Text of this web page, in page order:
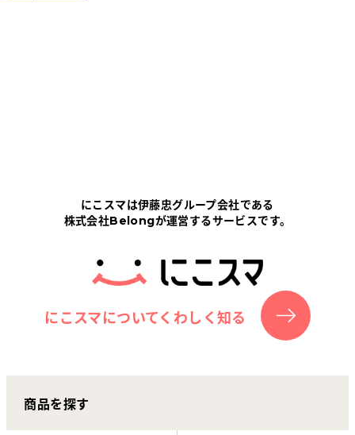
にこスマについて
サポートセンター
お客さまの声
にこスマ通信
にこスマは伊藤忠グループ会社である
株式会社Belongが運営するサービスです。
にこスマについてくわしく知る
商品を探す